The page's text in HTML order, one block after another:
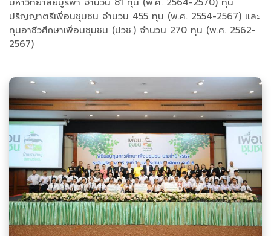
ปริญญาตรีเพื่อนชุมชน จำนวน 455 ทุน (พ.ศ. 2554-2567) และ
ทุนอาชีวศึกษาเพื่อนชุมชน (ปวช.) จำนวน 270 ทุน (พ.ศ. 2562-
2567)